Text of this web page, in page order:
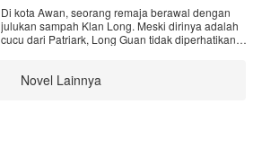
Bagi Theo, menyerahkan suami pengkhianat ke
jalur hukum saja tidak cukup. Pria yang telah
membuat Milka menangis ... harus merasakan
kekejaman pisau bedahnya!
"Biar hukum bekerja lewat tanganmu, Milka. Tapi
untuk pria yang menyakitimu ... izinkan aku yang
melanjutkan jejak leluhurnya.
Apakah dia akan tetap memegang teguh ritual
keluarganya sebagai pemuja iblis atau justru dia
Di kota Awan, seorang remaja berawal dengan
julukan sampah Klan Long. Meski dirinya adalah
cucu dari Patriark, Long Guan tidak diperhatikan
kebangkitannya mulai terlihat sangat signifikan
terkait warisan leluhur yang tidak sengaja ia
Novel Lainnya